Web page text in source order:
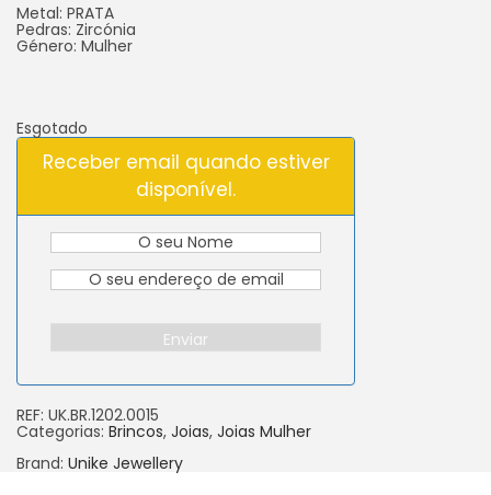
Metal: PRATA
Pedras: Zircónia
Género: Mulher
Esgotado
Receber email quando estiver
disponível.
Enviar
REF: UK.BR.1202.0015
Categorias: Brincos, Joias, Joias Mulher
Brand: Unike Jewellery